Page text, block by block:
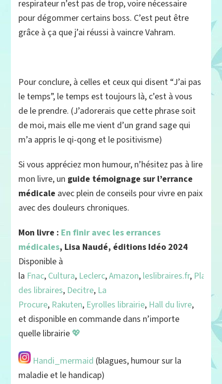
respirateur n’est pas de trop, voire nécessaire
pour dégommer certains boss. C’est peut être
grâce à ça que j’ai réussi à vaincre Vahram.
Pour conclure, à celles et ceux qui disent “J’ai pas
le temps”, le temps est toujours là, c’est à vous
de le prendre. (J’adorerais que cette phrase soit
de moi, mais elle me vient d’un grand sage qui
m’a appris le qi-qong et le positivisme)
Si vous appréciez mon humour, n’hésitez pas à lire
mon livre, un guide témoignage sur l’errance
médicale avec plein de conseils pour vivre en paix
avec des douleurs chroniques.
Mon livre : En finir avec les errances
médicales, Lisa Naudé, éditions Idéo 2024
Disponible à
la Fnac, Cultura, Leclerc,Amazon, leslibraires.fr, Place
des libraires, Decitre, La
Procure, Rakuten, Eyrolles librairie, Hall du livre,
et disponible en commande dans n’importe
quelle librairie 💖
Handi_mermaid (blagues, humour sur la
maladie et le handicap)